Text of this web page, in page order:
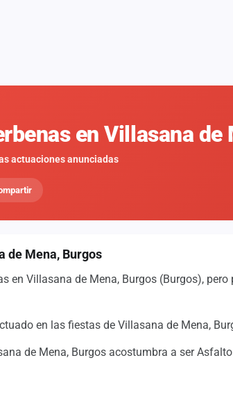
en Villasana de
actuaciones anunciadas
de Mena, Burgos
en Villasana de Mena, Burgos (Burgos),
en las fiestas de Villasana de Mena,
de Mena, Burgos acostumbra a ser